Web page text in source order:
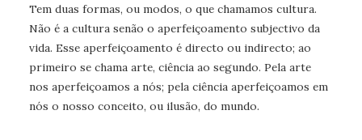
Tem duas formas, ou modos, o que chamamos cultura.
Não é a cultura senão o aperfeiçoamento subjectivo da
vida. Esse aperfeiçoamento é directo ou indirecto; ao
primeiro se chama arte, ciência ao segundo. Pela arte
nos aperfeiçoamos a nós; pela ciência aperfeiçoamos em
nós o nosso conceito, ou ilusão, do mundo.